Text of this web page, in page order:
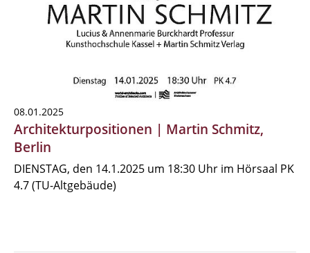
08.01.2025
Architekturpositionen | Martin Schmitz,
Berlin
DIENSTAG, den 14.1.2025 um 18:30 Uhr im Hörsaal PK
4.7 (TU-Altgebäude)